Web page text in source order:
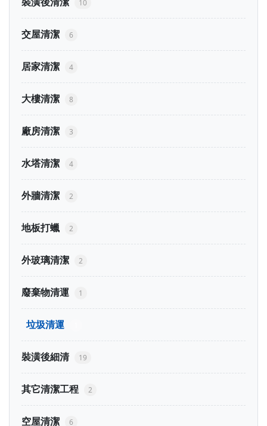
10
交屋清潔 6
居家清潔 4
大樓清潔 8
廠房清潔 3
水塔清潔 4
外牆清潔 2
地板打蠟 2
外玻璃清潔 2
廢棄物清運 1
垃圾清運
裝潢後細清 19
其它清潔工程 2
空屋清潔 6